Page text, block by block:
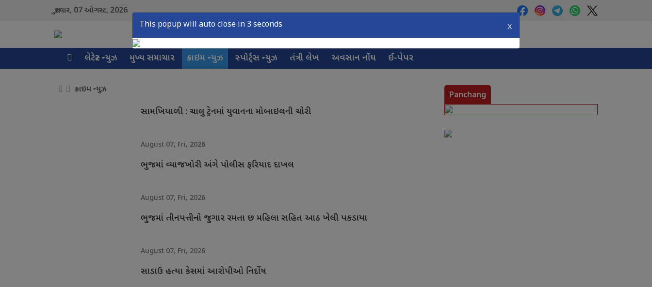
શુક્રવાર, 07ઑગસ્ટ, 2026
લેટેસ્ટ ન્યુઝ મુખ્ય સમાચાર ક્રાઇમ ન્યુઝ સ્પોર્ટ્સ ન્યુઝ તંત્રી લેખ અવસાન નોંધ ઈ-પેપર
This popup will auto close in 2 seconds X
ક્રાઇમ ન્યુઝ
સામખિયાળી : ચાલુ ટ્રેનમાં યુવાનના મોબાઇલની ચોરી
August 07, Fri, 2026
ભુજમાં વ્યાજખોરી અંગે પોલીસ ફરિયાદ દાખલ
August 07, Fri, 2026
ભુજમાં તીનપત્તીનો જુગાર રમતા છ મહિલા સહિત આઠ ખેલી પકડાયા
August 07, Fri, 2026
સાડાઉ હત્યા કેસમાં આરોપીઓ નિર્દોષ
Panchang